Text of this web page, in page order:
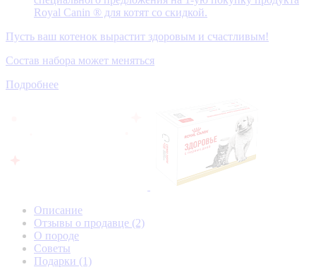
Royal Canin ® для котят со скидкой.
Пусть ваш котенок вырастит здоровым и счастливым!
Состав набора может меняться
Подробнее
Описание
Отзывы о продавце (2)
О породе
Советы
Подарки (1)